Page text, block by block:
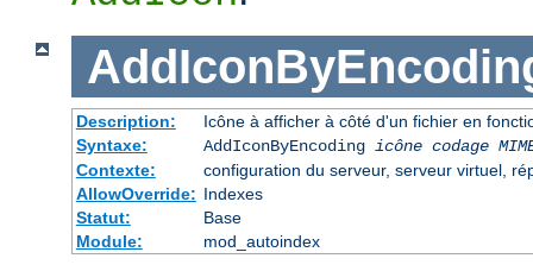
Description:
Icône à afficher à côté d'un fichier en
Syntaxe:
AddIconByEncoding icône codage
Contexte:
configuration du serveur, serveur virtuel,
AllowOverride: Indexes
Statut:
Base
Module:
mod_autoindex